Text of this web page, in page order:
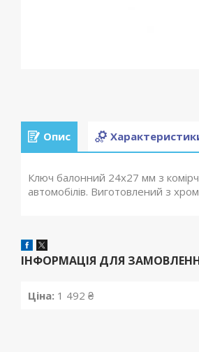
Опис
Ключ балонний 24х27 мм з
автомобілів. Виготовлений з
ІНФОРМАЦІЯ ДЛЯ
Ціна: 1 492 ₴